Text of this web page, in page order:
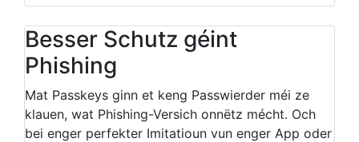
Besser Schutz géint
Phishing
Mat Passkeys ginn et keng Passwierder méi ze
klauen, wat Phishing-Versich onnëtz mécht. Och
bei enger perfekter Imitatioun vun enger App oder